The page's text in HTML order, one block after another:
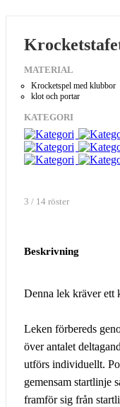
MATERIAL
Krocketspel med klubbor
klot och portar
KATEGORI
3 / 14 röster
Beskrivning
Denna lek kräver ett
Leken förbereds
över antalet
utförs individuellt.
gemensam startlinje
framför sig från